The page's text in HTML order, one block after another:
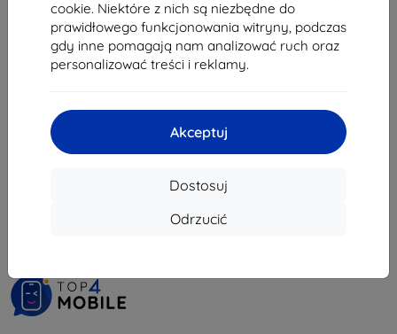
cookie. Niektóre z nich są niezbędne do
prawidłowego funkcjonowania witryny, podczas
gdy inne pomagają nam analizować ruch oraz
personalizować treści i reklamy.
Akceptuj
Dostosuj
Odrzucić
76,90 zł
69,21 zł
Na stanie: 4 szt.
35,02 zł
Na stanie: > 5 szt.